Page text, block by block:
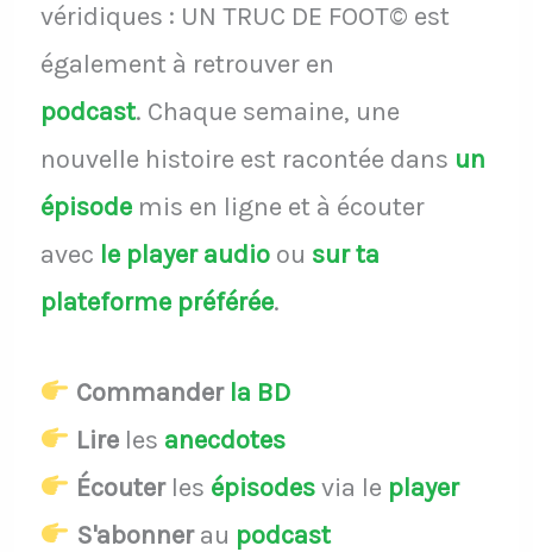
véridiques : UN TRUC DE FOOT© est
également à retrouver en
podcast. Chaque semaine, une
nouvelle histoire est racontée dans un
épisodemis en ligne et à écouter
avec le player audio ou sur ta
plateforme préférée.
Commander la BD
Lireles anecdotes
Écouterles épisodesvia le player
S'abonnerau podcast